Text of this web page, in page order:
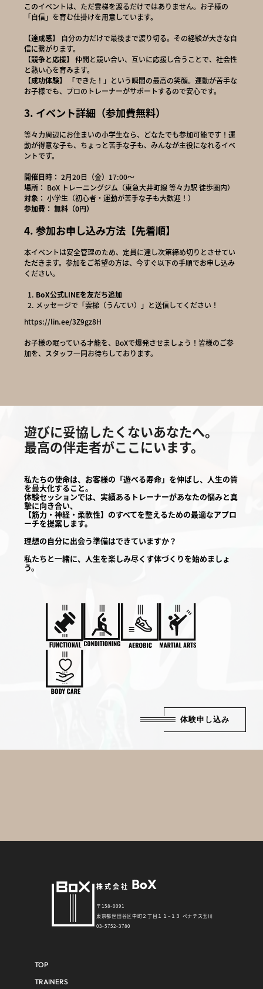
このイベントは、ただ雲梯を渡るだけではありません。お子様の
「自信」を育む仕掛けを用意しています。
【達成感】
自分の力だけで最後まで渡り切る。その経験が大きな自
信に繋がります。
【競争と応援】
仲間と競い合い、互いに応援し合うことで、社会性
と熱い心を育みます。
【成功体験】
「できた！」という瞬間の最高の笑顔。運動が苦手な
お子様でも、プロのトレーナーがサポートするので安心です。
3. イベント詳細（参加費無料）
等々力周辺にお住まいの小学生なら、どなたでも参加可能です！運
動が得意な子も、ちょっと苦手な子も、みんなが主役になれるイベ
ントです。
開催日時： 2月20日（金）17:00〜
場所： BoX トレーニングジム（東急大井町線 等々力駅 徒歩圏内）
対象： 小学生（初心者・運動が苦手な子も大歓迎！）
参加費： 無料（0円）
4. 参加お申し込み方法【先着順】
本イベントは安全管理のため、定員に達し次第締め切りとさせてい
ただきます。参加をご希望の方は、今すぐ以下の手順でお申し込み
ください。
BoX公式LINEを友だち追加
メッセージで「雲梯（うんてい）」と送信してください！
https://lin.ee/3Z9gz8H
お子様の眠っている才能を、BoXで爆発させましょう！皆様のご参
加を、スタッフ一同お待ちしております。
遊びに妥協したくないあなたへ。
最高の伴走者がここにいます。
私たちの使命は、お客様の「遊べる寿命」を伸ばし、人生の質
を最大化すること。
体験セッションでは、実績あるトレーナーがあなたの悩みと真
摯に向き合い、
【筋力・神経・柔軟性】のすべてを整えるための最適なアプロ
ーチを提案します。
理想の自分に出会う準備はできていますか？
私たちと一緒に、人生を楽しみ尽くす体づくりを始めましょ
う。
体験申し込み
株式会社 BoX
〒158-0091
東京都世田谷区中町２丁目１１−１３ ペナテス玉川
03-5752-3780
TOP
TRAINERS